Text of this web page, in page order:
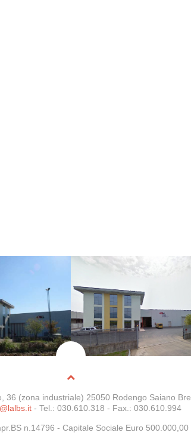
36 (zona industriale) 25050 Rodengo Saiano
- Tel.: 030.610.318 - Fax.: 030.610.994
n.14796 - Capitale Sociale Euro 500.000,00